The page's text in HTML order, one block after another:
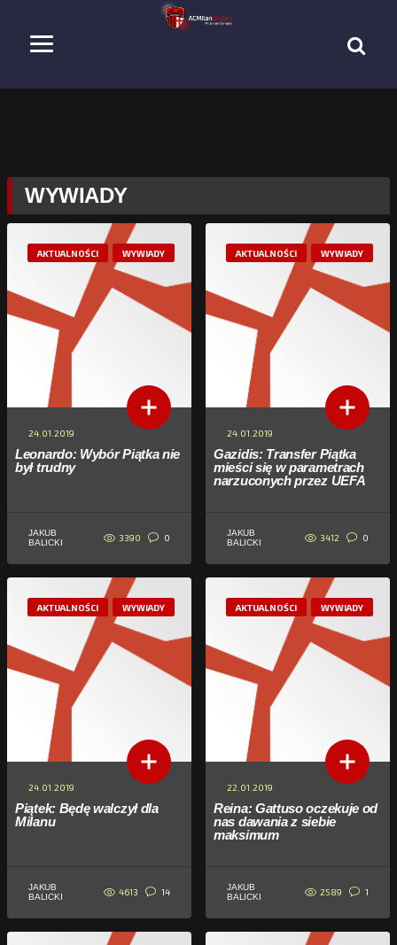
WYWIADY
AKTUALNOŚCI WYWIADY
24.01.2019
Leonardo: Wybór Piątka nie
był trudny
JAKUB
BALICKI
3390 0
AKTUALNOŚCI WYWIADY
24.01.2019
Gazidis: Transfer Piątka
mieści się w parametrach
narzuconych przez UEFA
JAKUB
BALICKI
3412 0
AKTUALNOŚCI WYWIADY
24.01.2019
Piątek: Będę walczył dla
Milanu
JAKUB
BALICKI
4613 14
AKTUALNOŚCI WYWIADY
22.01.2019
Reina: Gattuso oczekuje od
nas dawania z siebie
maksimum
JAKUB
BALICKI
2589 1